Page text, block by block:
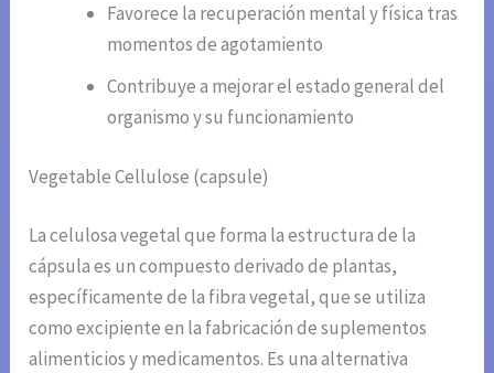
Favorece la recuperación mental y física tras
momentos de agotamiento
Contribuye a mejorar el estado general del
organismo y su funcionamiento
Vegetable Cellulose (capsule)
La celulosa vegetal que forma la estructura de la
cápsula es un compuesto derivado de plantas,
específicamente de la fibra vegetal, que se utiliza
como excipiente en la fabricación de suplementos
alimenticios y medicamentos. Es una alternativa